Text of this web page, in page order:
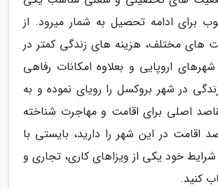
برای ادامه تحصیل به شمار میرود. از
های مختلف، هزینه های زندگی کمتر در
اروپایی و بعلاوه امکانات رفاهی
در شهر بروکسل را رویای نموده و به
اصلی برای اقامت و مهاجرت شناخته
اقامت در این شهر را دارید، بایستی با
خود یکی از ویزاهای کاری، تجاری و
کنید.